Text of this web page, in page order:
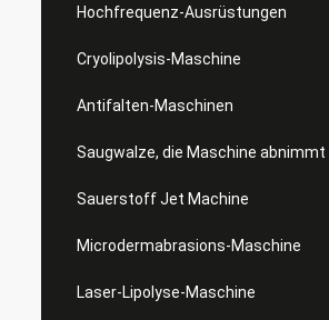
Hochfrequenz-Ausrüstungen
Cryolipolysis-Maschine
Antifalten-Maschinen
Saugwalze, die Maschine abnimmt
Sauerstoff Jet Machine
Microdermabrasions-Maschine
Laser-Lipolyse-Maschine